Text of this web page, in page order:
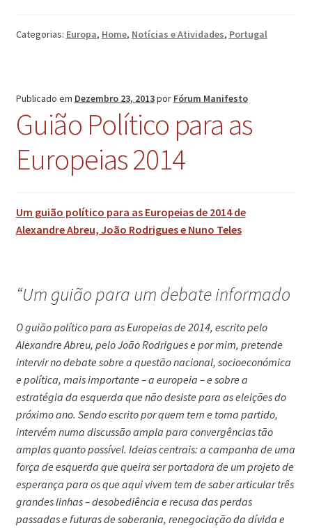
Categorias: Europa, Home, Notícias e Atividades, Portugal
Publicado em Dezembro 23, 2013por Fórum Manifesto
Guião Político para as
Europeias 2014
Um guião político para as Europeias de 2014 de
Alexandre Abreu, João Rodrigues e Nuno Teles
“Um guião para um debate informado
O guião político para as Europeias de 2014, escrito pelo
Alexandre Abreu, pelo João Rodrigues e por mim, pretende
intervir no debate sobre a questão nacional, socioeconómica
e política, mais importante – a europeia – e sobre a
estratégia da esquerda que não desiste para as eleições do
próximo ano. Sendo escrito por quem tem e toma partido,
intervém numa discussão ampla para convergências tão
amplas quanto possível. Ideias centrais: a campanha de uma
força de esquerda que queira ser portadora de um projeto de
esperança para os que aqui vivem tem de saber articular três
grandes linhas – desobediência e recusa das perdas
passadas e futuras de soberania, renegociação da dívida e